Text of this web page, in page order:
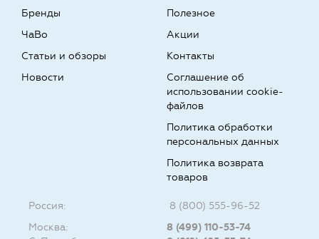
Бренды
Полезное
ЧаВо
Статьи и обзоры
Новости
Акции
Контакты
Соглашение об
использовании cookie-
файлов
Политика обработки
персональных данных
Политика возврата
товаров
Россия:
8 (800) 555-96-52
Москва:
8 (499) 110-53-74